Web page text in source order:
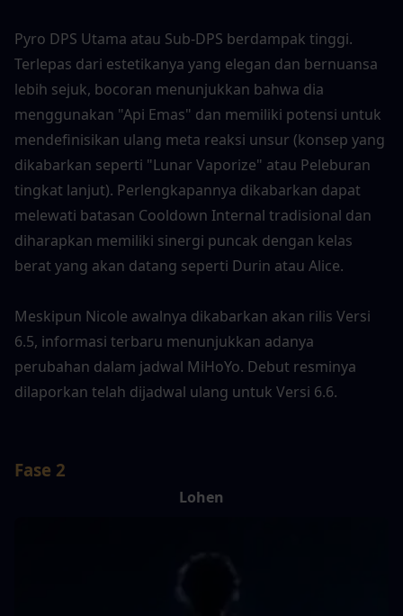
Pyro DPS Utama atau Sub-DPS berdampak tinggi.
Terlepas dari estetikanya yang elegan dan bernuansa
lebih sejuk, bocoran menunjukkan bahwa dia
menggunakan "Api Emas" dan memiliki potensi untuk
mendefinisikan ulang meta reaksi unsur (konsep yang
dikabarkan seperti "Lunar Vaporize" atau Peleburan
tingkat lanjut). Perlengkapannya dikabarkan dapat
melewati batasan Cooldown Internal tradisional dan
diharapkan memiliki sinergi puncak dengan kelas
berat yang akan datang seperti Durin atau Alice.
Meskipun Nicole awalnya dikabarkan akan rilis Versi
6.5, informasi terbaru menunjukkan adanya
perubahan dalam jadwal MiHoYo. Debut resminya
dilaporkan telah dijadwal ulang untuk Versi 6.6.
Fase 2
Lohen